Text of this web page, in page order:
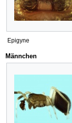
Epigyne
Männchen